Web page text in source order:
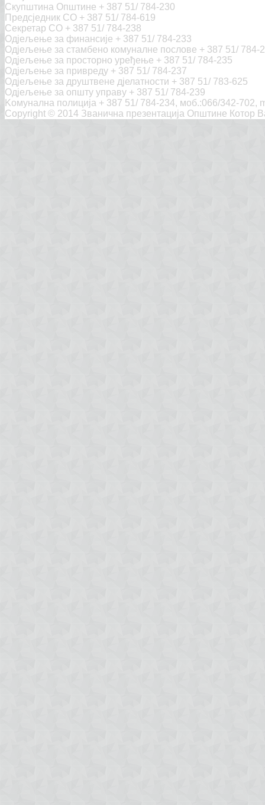
Скупштина Општине + 387 51/ 784-230
Предсједник СО + 387 51/ 784-619
Секретар СО + 387 51/ 784-238
Одјељење за финансије + 387 51/ 784-233
Одјељење за стамбено комуналне послове + 387 51/ 784-
Одјељење за просторно уређење + 387 51/ 784-235
Одјељење за привреду + 387 51/ 784-237
Одјељење за друштвене дјелатности + 387 51/ 783-625
Одјељење за општу управу + 387 51/ 784-239
Kомунална полиција + 387 51/ 784-234, моб.:066/342-
Copyright © 2014 Званична презентација Општине Котор